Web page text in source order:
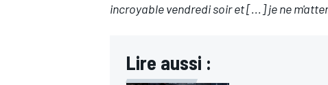
incroyable vendredi soir et [...] je ne
Lire aussi :